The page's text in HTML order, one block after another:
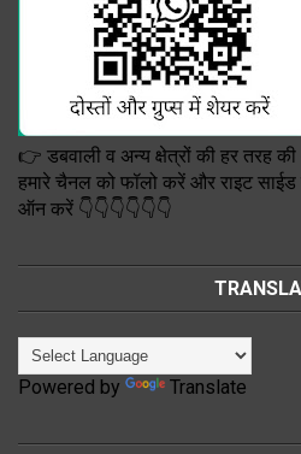
👉 डबवाली व अन्य क्षेत्रों की हर तरह
हमारे चैनल को फॉलो करें और राइट
ऑन करें 👇👇👇👇👇👇
Powered by Translate